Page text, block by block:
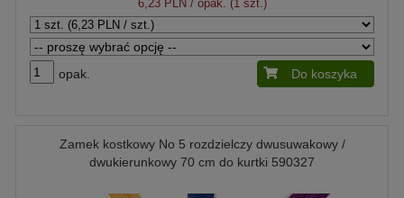
6,23 PLN/ opak. (1 szt.)
opak. Do koszyka
Zamek kostkowy No 5 rozdzielczy dwusuwakowy /
dwukierunkowy 70 cm do kurtki 590327